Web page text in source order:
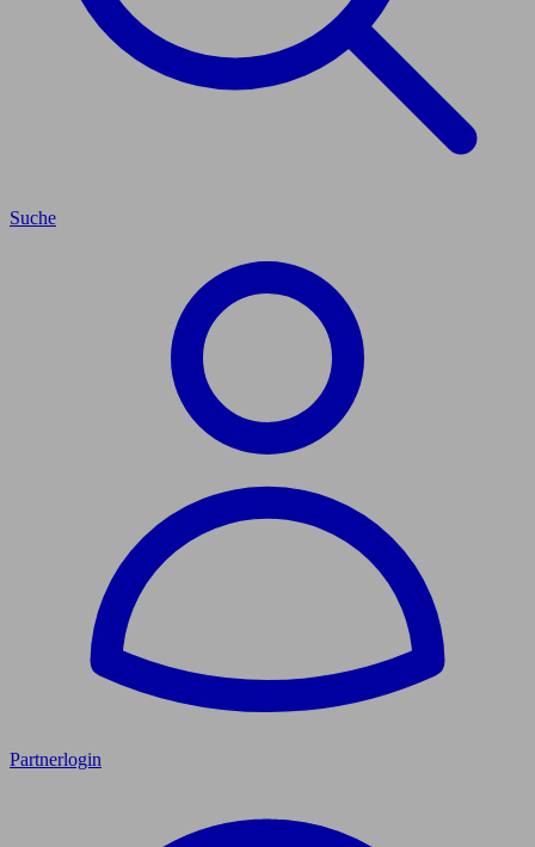
Suche
Partnerlogin